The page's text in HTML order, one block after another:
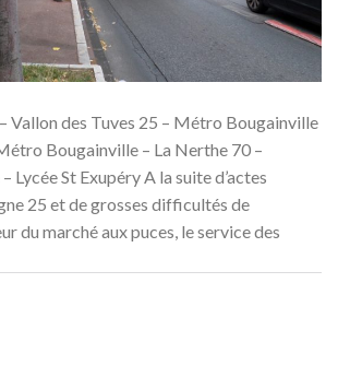
Vallon des Tuves 25 – Métro Bougainville
Bougainville – La Nerthe 70 –
Lycée St Exupéry A la suite d’actes
25 et de grosses difficultés de
du marché aux puces, le service des